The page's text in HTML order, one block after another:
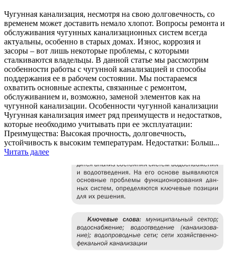
Чугунная канализация, несмотря на свою долговечность, со
временем может доставить немало хлопот. Вопросы ремонта и
обслуживания чугунных канализационных систем всегда
актуальны, особенно в старых домах. Износ, коррозия и
засоры – вот лишь некоторые проблемы, с которыми
сталкиваются владельцы. В данной статье мы рассмотрим
особенности работы с чугунной канализацией и способы
поддержания ее в рабочем состоянии. Мы постараемся
охватить основные аспекты, связанные с ремонтом,
обслуживанием и, возможно, заменой элементов как на
чугунной канализации. Особенности чугунной канализации
Чугунная канализация имеет ряд преимуществ и недостатков,
которые необходимо учитывать при ее эксплуатации:
Преимущества: Высокая прочность, долговечность,
устойчивость к высоким температурам. Недостатки: Больш...
Читать далее